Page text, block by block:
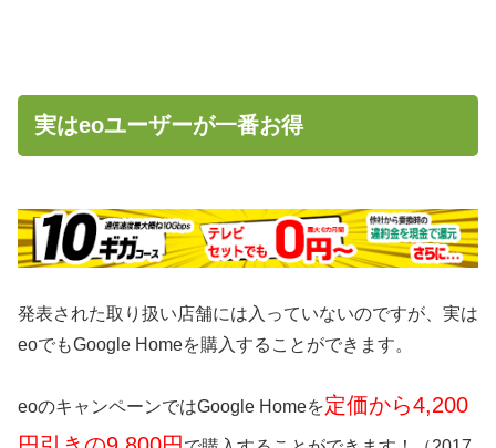
実はeoユーザーが一番お得
発表された取り扱い店舗には入っていないのですが、実は
eoでもGoogle Homeを購入することができます。
eoのキャンペーンではGoogle Homeを定価から4,200